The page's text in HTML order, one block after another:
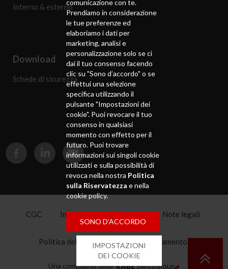
Interno & esterno
Download
Schede di sicurezza
CGC Informativa sulla privacy
Note legali
Politica della catena di approvvigionamento
Fondo pensioni
Una compagnia della
comunicazione con te.
Prendiamo in considerazione
le tue preferenze ed
elaboriamo i dati per
marketing, analisi e
personalizzazione solo se ci
dai il tuo consenso facendo
clic su "Sono d’accordo" o se
effettui una selezione
specifica utilizzando il
pulsante "Impostazioni dei
cookie". Puoi revocare il tuo
consenso in qualsiasi
momento con effetto per il
futuro. Puoi trovare
informazioni sui singoli cookie
utilizzati e sulla possibilità di
revoca nella nostra Politica
sulla Riservatezza e nella
cookie policy.
SONO D’ACCORDO
IMPOSTAZIONI
DEI COOKIE